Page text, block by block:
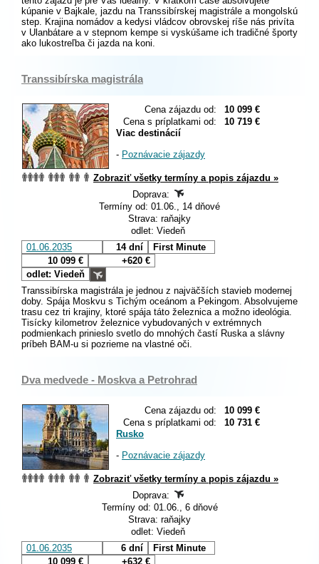
kúpanie v Bajkale, jazdu na Transsibírskej magistrále a mongolskú
step. Krajina nomádov a kedysi vládcov obrovskej ríše nás privíta
v Ulanbátare a v stepnom kempe si vyskúšame ich tradičné športy
ako lukostreľba či jazda na koni.
Transsibírska magistrála
Cena zájazdu od:
10 099 €
Cena s príplatkami od:
10 719 €
Viac destinácií
- Poznávacie zájazdy
Zobraziť všetky termíny a popis zájazdu »
Doprava:
Termíny od: 01.06., 14 dňové
Strava: raňajky
odlet: Viedeň
01.06.2035
14 dní
First Minute
10 099 €
+620 €
odlet: Viedeň
Transsibírska magistrála je jednou z najväčších stavieb modernej
doby. Spája Moskvu s Tichým oceánom a Pekingom. Absolvujeme
trasu cez tri krajiny, ktoré spája táto železnica a možno ideológia.
Tisícky kilometrov železnice vybudovaných v extrémnych
podmienkach prinieslo svetlo do mnohých častí Ruska a slávny
príbeh BAM-u si pozrieme na vlastné oči.
Dva medvede - Moskva a Petrohrad
Cena zájazdu od:
10 099 €
Cena s príplatkami od:
10 731 €
Rusko
- Poznávacie zájazdy
Zobraziť všetky termíny a popis zájazdu »
Doprava:
Termíny od: 01.06., 6 dňové
Strava: raňajky
odlet: Viedeň
01.06.2035
6 dní
First Minute
10 099 €
+632 €